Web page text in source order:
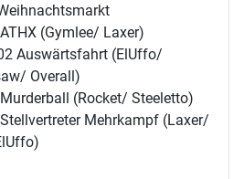
(Gymlee/ Laxer)
Auswärtsfahrt (ElUffo/
Overall)
(Rocket/ Steeletto)
Mehrkampf (Laxer/